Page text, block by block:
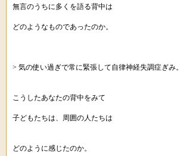
無言のうちに多くを語る背中は
どのようなものであったのか。
> 気の使い過ぎで常に緊張して自律神経失調症ぎみ。
こうしたあなたの背中をみて
子どもたちは、周囲の人たちは
どのように感じたのか。